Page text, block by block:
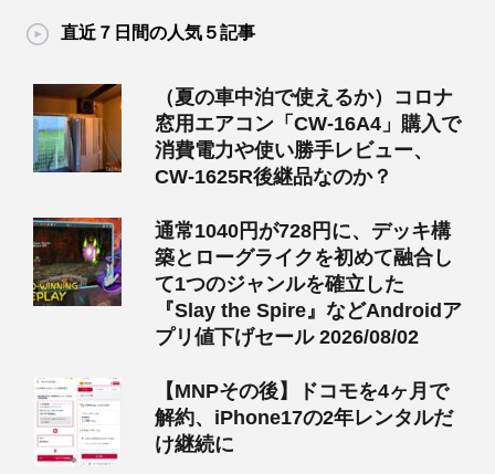
直近７日間の人気５記事
（夏の車中泊で使えるか）コロナ
窓用エアコン「CW-16A4」購入で
消費電力や使い勝手レビュー、
CW-1625R後継品なのか？
通常1040円が728円に、デッキ構
築とローグライクを初めて融合し
て1つのジャンルを確立した
『Slay the Spire』などAndroidア
プリ値下げセール 2026/08/02
【MNPその後】ドコモを4ヶ月で
解約、iPhone17の2年レンタルだ
け継続に